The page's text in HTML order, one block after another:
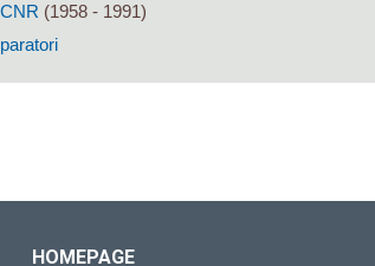
(1958 - 1991)
HOMEPAGE